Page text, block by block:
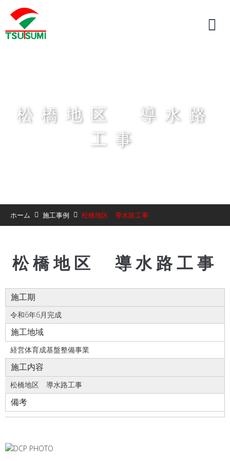
松橋地区 導水路
工事
ホーム 施工事例 松橋地区 導水路工事
松橋地区 導水路工事
施工期
令和6年6月完成
施工地域
経営体育成基盤整備事業
施工内容
松橋地区 導水路工事
備考